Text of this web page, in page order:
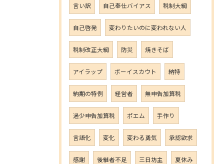
言い訳 自己奉仕バイアス 税制大綱
自己啓発 変わりたいのに変われない人
税制改正大綱 防災 焼きそば
アイラップ ボーイスカウト 納特
納期の特例 経営者 無申告加算税
過少申告加算税 ポエム 手作り
言語化 変化 変わる勇気 承認欲求
感謝 後継者不足 三日坊主 夏休み